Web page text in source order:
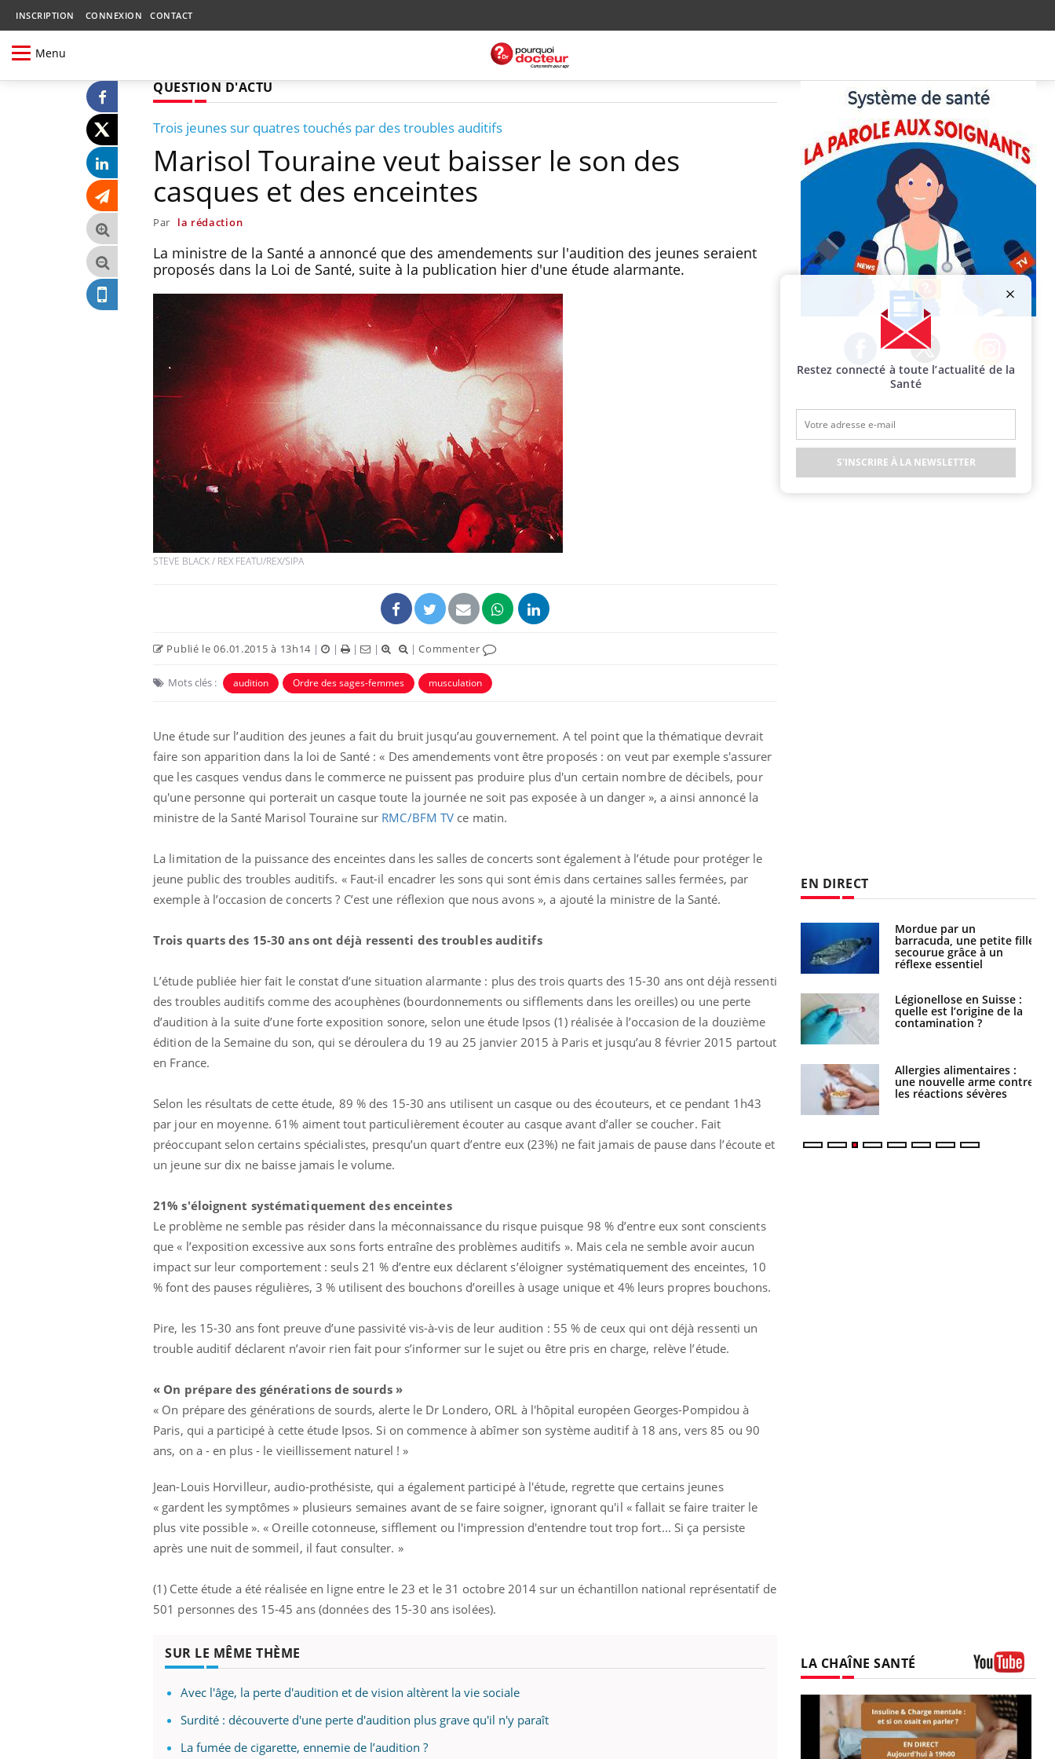
INSCRIPTION CONNEXION CONTACT
Menu
QUESTION D'ACTU
Trois jeunes sur quatres touchés par des troubles auditifs
Marisol Touraine veut baisser le son des
casques et des enceintes
Par la rédaction
La ministre de la Santé a annoncé que des amendements sur l'audition des jeunes seraient
proposés dans la Loi de Santé, suite à la publication hier d'une étude alarmante.
STEVE BLACK / REX FEATU/REX/SIPA
Publié le 06.01.2015 à 13h14 | | | | |Commenter
Mots clés : audition Ordre des sages-femmes musculation
Une étude sur l’audition des jeunes a fait du bruit jusqu’au gouvernement. A tel point que la thématique devrait
faire son apparition dans la loi de Santé : « Des amendements vont être proposés : on veut par exemple s'assurer
que les casques vendus dans le commerce ne puissent pas produire plus d'un certain nombre de décibels, pour
qu'une personne qui porterait un casque toute la journée ne soit pas exposée à un danger », a ainsi annoncé la
ministre de la Santé Marisol Touraine sur RMC/BFM TV ce matin.
La limitation de la puissance des enceintes dans les salles de concerts sont également à l’étude pour protéger le
jeune public des troubles auditifs. « Faut-il encadrer les sons qui sont émis dans certaines salles fermées, par
exemple à l’occasion de concerts ? C’est une réflexion que nous avons », a ajouté la ministre de la Santé.
Trois quarts des 15-30 ans ont déjà ressenti des troubles auditifs
L’étude publiée hier fait le constat d’une situation alarmante : plus des trois quarts des 15-30 ans ont déjà ressenti
des troubles auditifs comme des acouphènes (bourdonnements ou sifflements dans les oreilles) ou une perte
d’audition à la suite d’une forte exposition sonore, selon une étude Ipsos (1) réalisée à l’occasion de la douzième
édition de la Semaine du son, qui se déroulera du 19 au 25 janvier 2015 à Paris et jusqu’au 8 février 2015 partout
en France.
Selon les résultats de cette étude, 89 % des 15-30 ans utilisent un casque ou des écouteurs, et ce pendant 1h43
par jour en moyenne. 61% aiment tout particulièrement écouter au casque avant d’aller se coucher. Fait
préoccupant selon certains spécialistes, presqu’un quart d’entre eux (23%) ne fait jamais de pause dans l’écoute et
un jeune sur dix ne baisse jamais le volume.
21% s'éloignent systématiquement des enceintes
Le problème ne semble pas résider dans la méconnaissance du risque puisque 98 % d’entre eux sont conscients
que « l’exposition excessive aux sons forts entraîne des problèmes auditifs ». Mais cela ne semble avoir aucun
impact sur leur comportement : seuls 21 % d’entre eux déclarent s’éloigner systématiquement des enceintes, 10
% font des pauses régulières, 3 % utilisent des bouchons d’oreilles à usage unique et 4% leurs propres bouchons.
Pire, les 15-30 ans font preuve d’une passivité vis-à-vis de leur audition : 55 % de ceux qui ont déjà ressenti un
trouble auditif déclarent n’avoir rien fait pour s’informer sur le sujet ou être pris en charge, relève l’étude.
« On prépare des générations de sourds »
« On prépare des générations de sourds, alerte le Dr Londero, ORL à l'hôpital européen Georges-Pompidou à
Paris, qui a participé à cette étude Ipsos. Si on commence à abîmer son système auditif à 18 ans, vers 85 ou 90
ans, on a - en plus - le vieillissement naturel ! »
Jean-Louis Horvilleur, audio-prothésiste, qui a également participé à l'étude, regrette que certains jeunes
« gardent les symptômes » plusieurs semaines avant de se faire soigner, ignorant qu'il « fallait se faire traiter le
plus vite possible ». « Oreille cotonneuse, sifflement ou l'impression d'entendre tout trop fort... Si ça persiste
après une nuit de sommeil, il faut consulter. »
(1) Cette étude a été réalisée en ligne entre le 23 et le 31 octobre 2014 sur un échantillon national représentatif de
501 personnes des 15-45 ans (données des 15-30 ans isolées).
SUR LE MÊME THÈME
Avec l'âge, la perte d'audition et de vision altèrent la vie sociale
Surdité : découverte d'une perte d'audition plus grave qu'il n'y paraît
La fumée de cigarette, ennemie de l’audition ?
Facebook Twitter Instagram
EN DIRECT
pourquoi le risque de
Le Viagra pourrait-il
freiner la propagation du
cancer ?
Le smartphone nuit-il à
l'apprentissage de la
lecture ?
Mordue par un
barracuda, une petite fille
secourue grâce à un
réflexe essentiel
Légionellose en Suisse :
quelle est l’origine de la
contamination ?
Allergies alimentaires :
une nouvelle arme contre
les réactions sévères
LA CHAÎNE SANTÉ
Restez connecté à toute l’actualité de la
Santé
S'INSCRIRE À LA NEWSLETTER